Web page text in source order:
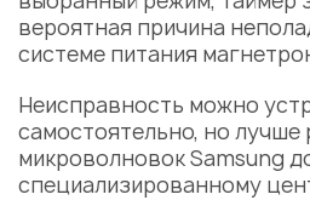
вероятная причина
системе питания
Неисправность можно
самостоятельно, но лучше
микроволновок Samsung
специализированному